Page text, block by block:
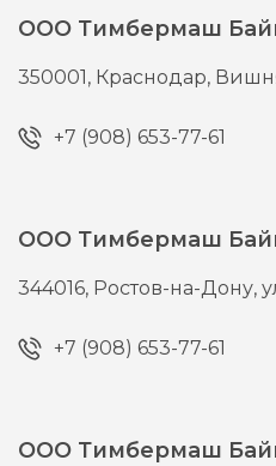
ООО Тимбермаш
350001, Краснодар,
+7 (908) 653-77-61
ООО Тимбермаш
344016, Ростов-на-Дону,
+7 (908) 653-77-61
ООО Тимбермаш